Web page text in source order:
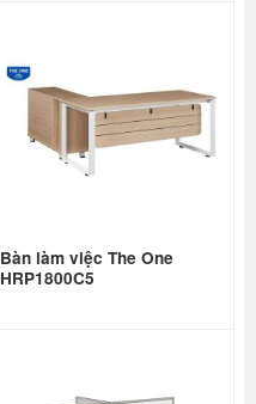
Bàn làm việc The One
HRP1800C5